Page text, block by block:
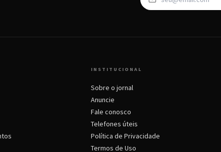
INSTITUCIONAL
Sobre o jornal
Anuncie
Fale conosco
Telefones úteis
Política de Privacidade
Termos de Uso